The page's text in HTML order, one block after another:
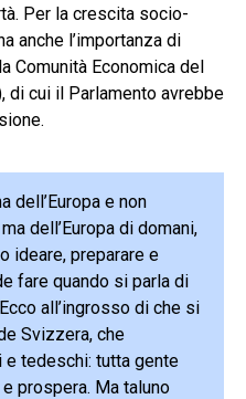
Per la crescita socio-
anche l’importanza di
Comunità Economica del
di cui il Parlamento avrebbe
dell’Europa e non
dell’Europa di domani,
ideare, preparare e
fare quando si parla di
all’ingrosso di che si
Svizzera, che
tedeschi: tutta gente
prospera. Ma taluno